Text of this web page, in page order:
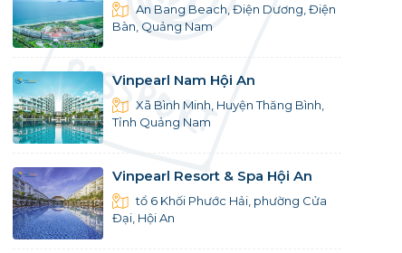
An Bang Beach, Điện Dương, Điện
Bàn, Quảng Nam
Vinpearl Nam Hội An
Xã Bình Minh, Huyện Thăng Bình,
Tỉnh Quảng Nam
Vinpearl Resort & Spa Hội An
tổ 6 Khối Phước Hải, phường Cửa
Đại, Hội An